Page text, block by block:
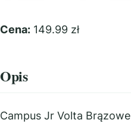
Cena: 149.99 zł
Opis
Campus Jr Volta Brązowe